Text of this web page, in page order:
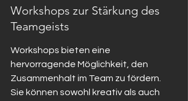
Workshops zur Stärkung des
Teamgeists
Workshops bieten eine
hervorragende Möglichkeit, den
Zusammenhalt im Team zu fördern.
Sie können sowohl kreativ als auch